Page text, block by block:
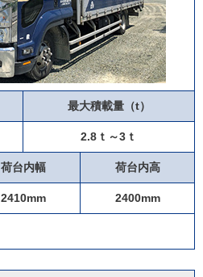
最大積載量（t）
2.8ｔ～3ｔ
荷台内幅 荷台内高
2410mm 2400mm